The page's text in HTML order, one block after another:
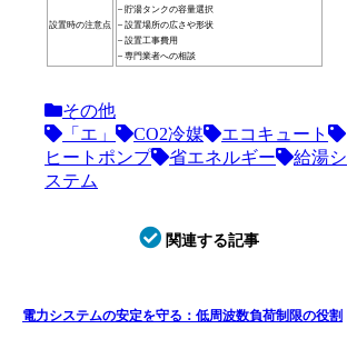
設置時の注意点
– 貯湯タンクの容量選択
– 設置場所の広さや形状
– 設置工事費用
– 専門業者への相談
その他
「エ」
CO2冷媒
エコキュート
ヒートポンプ
省エネルギー
給湯シ
ステム
関連する記事
電力システムの安定を守る：低周波数負荷制限の役割